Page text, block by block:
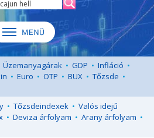
Üzemanyagárak • GDP • Infláció •
• Euro • OTP • BUX • Tőzsde •
• Tőzsdeindexek • Valós idejű
• Deviza árfolyam • Arany árfolyam •